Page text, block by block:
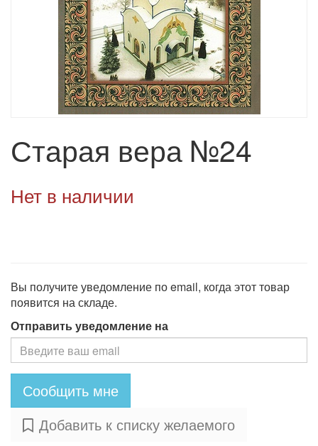
Старая вера №24
Нет в наличии
Вы получите уведомление по email, когда этот товар
появится на складе.
Отправить уведомление на
Сообщить мне
Добавить к списку желаемого